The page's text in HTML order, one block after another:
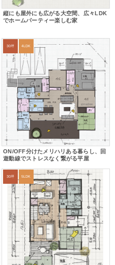
縦にも屋外にも広がる大空間、広々LDK
でホームパーティー楽しむ家
30坪 4LDK
ON/OFF分けたメリハリある暮らし、回
遊動線でストレスなく繋がる平屋
30坪 5LDK